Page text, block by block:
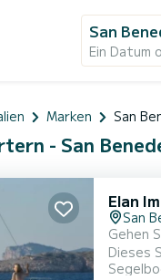
San
Ein Datum
Marken San
- San
Elan
San
Gehen
Dieses
eine